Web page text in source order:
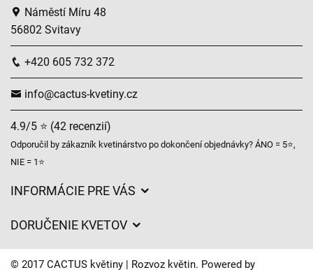
Náměstí Míru 48
56802 Svitavy
+420 605 732 372
info@cactus-kvetiny.cz
4.9/5 ⭐ (42 recenzií)
Odporučil by zákazník kvetinárstvo po dokončení objednávky? ÁNO = 5⭐,
NIE = 1⭐
INFORMÁCIE PRE VÁS
Časy doručenia kvetov – prehľad možností
DORUČENIE KVETOV
Poplatky za doručenie
© 2017 CACTUS květiny | Rozvoz květin. Powered by